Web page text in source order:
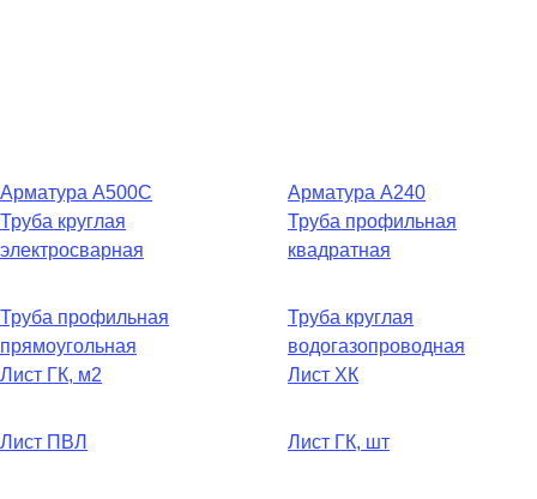
Арматура А500С
Арматура А240
Труба круглая
электросварная
Труба профильная
квадратная
Труба профильная
прямоугольная
Труба круглая
водогазопроводная
Лист ГК, м2
Лист ХК
Лист ПВЛ Лист ГК, шт